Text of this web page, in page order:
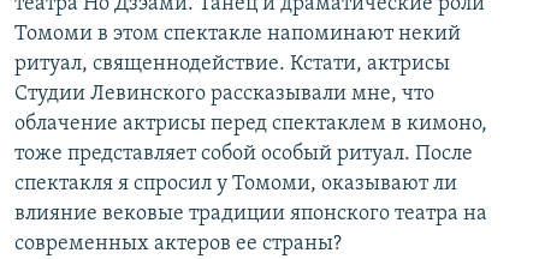
Томоми в этом спектакле напоминают некий
ритуал, священнодействие. Кстати, актрисы
Студии Левинского рассказывали мне, что
облачение актрисы перед спектаклем в кимоно,
тоже представляет собой особый ритуал. После
спектакля я спросил у Томоми, оказывают ли
влияние вековые традиции японского театра на
современных актеров ее страны?